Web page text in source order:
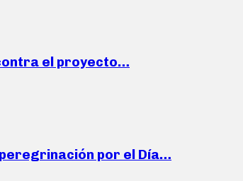
el proyecto…
por el Día…